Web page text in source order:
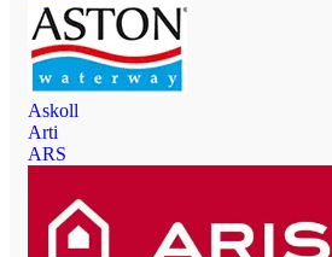
Askoll
Arti
ARS